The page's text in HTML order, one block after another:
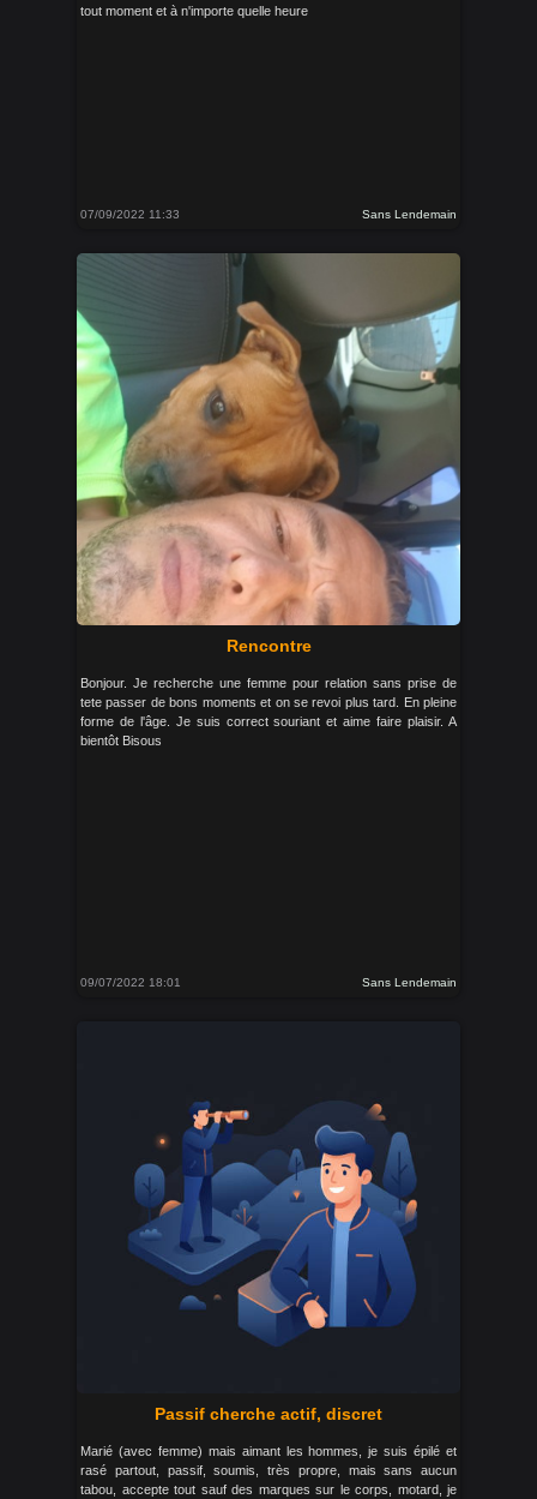
tout moment et à n'importe quelle heure
07/09/2022 11:33 Sans Lendemain
Rencontre
Bonjour. Je recherche une femme pour relation sans prise de
tete passer de bons moments et on se revoi plus tard. En pleine
forme de l'âge. Je suis correct souriant et aime faire plaisir. A
bientôt Bisous
09/07/2022 18:01 Sans Lendemain
Passif cherche actif, discret
Marié (avec femme) mais aimant les hommes, je suis épilé et
rasé partout, passif, soumis, très propre, mais sans aucun
tabou, accepte tout sauf des marques sur le corps, motard, je